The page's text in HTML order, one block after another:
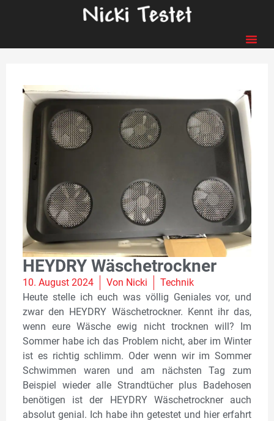
HEYDRY Wäschetrockner
10. August 2024 Von Nicki
Technik
Heute stelle ich euch was völlig Geniales vor, und
zwar den HEYDRY Wäschetrockner. Kennt ihr das,
wenn eure Wäsche ewig nicht trocknen will? Im
Sommer habe ich das Problem nicht, aber im Winter
ist es richtig schlimm. Oder wenn wir im Sommer
Schwimmen waren und am nächsten Tag zum
Beispiel wieder alle Strandtücher plus Badehosen
benötigen ist der HEYDRY Wäschetrockner auch
absolut genial. Ich habe ihn getestet und hier erfahrt